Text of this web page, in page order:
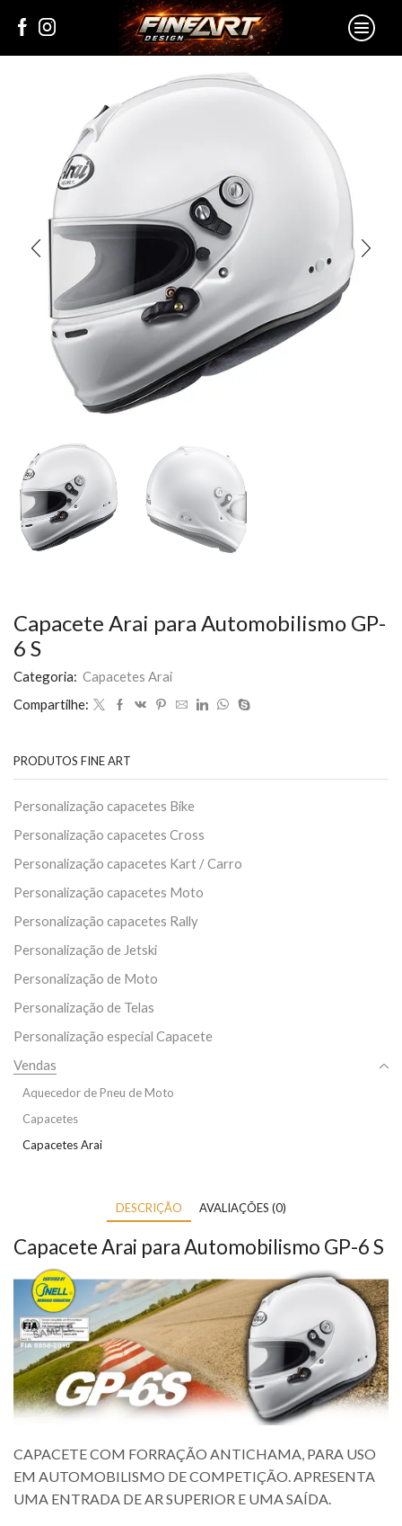
Capacete Arai para Automobilismo GP-
6 S
Categoria: Capacetes Arai
Compartilhe:
PRODUTOS FINE ART
Personalização capacetes Bike
Personalização capacetes Cross
Personalização capacetes Kart / Carro
Personalização capacetes Moto
Personalização capacetes Rally
Personalização de Jetski
Personalização de Moto
Personalização de Telas
Personalização especial Capacete
Vendas
Aquecedor de Pneu de Moto
Capacetes
Capacetes Arai
DESCRIÇÃO AVALIAÇÕES (0)
Capacete Arai para Automobilismo GP-6 S
CAPACETE COM FORRAÇÃO ANTICHAMA, PARA USO
EM AUTOMOBILISMO DE COMPETIÇÃO. APRESENTA
UMA ENTRADA DE AR SUPERIOR E UMA SAÍDA.